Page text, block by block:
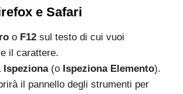
e Safari
o F12 sul testo di cui vuoi
il carattere.
Ispeziona(o Ispeziona Elemento).
il pannello degli strumenti per